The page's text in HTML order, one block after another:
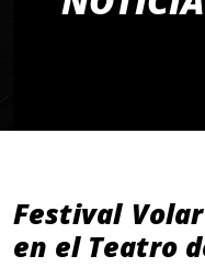
Festival
en el Teatro